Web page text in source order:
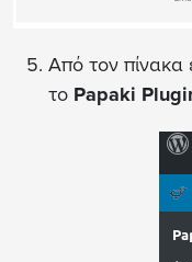
Από τον πίνακα
το Papaki